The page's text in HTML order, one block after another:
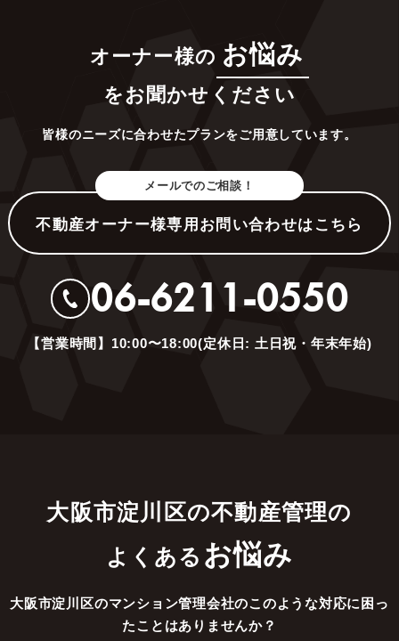
オーナー様の お悩み
をお聞かせください
皆様のニーズに合わせたプランをご用意しています。
メールでのご相談！
不動産オーナー様専用お問い合わせはこちら
06-6211-0550
【営業時間】10:00〜18:00(定休日: 土日祝・年末年始)
大阪市淀川区の不動産管理の
よくある お悩み
大阪市淀川区のマンション管理会社のこのような対応に困っ
たことはありませんか？